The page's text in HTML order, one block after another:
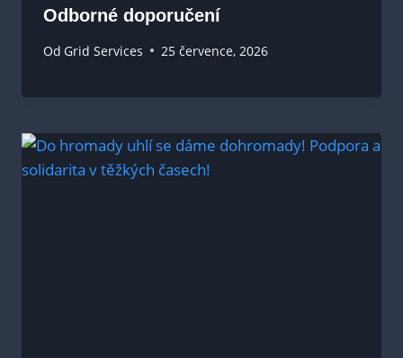
Odborné doporučení
Od Grid Services 25 července, 2026